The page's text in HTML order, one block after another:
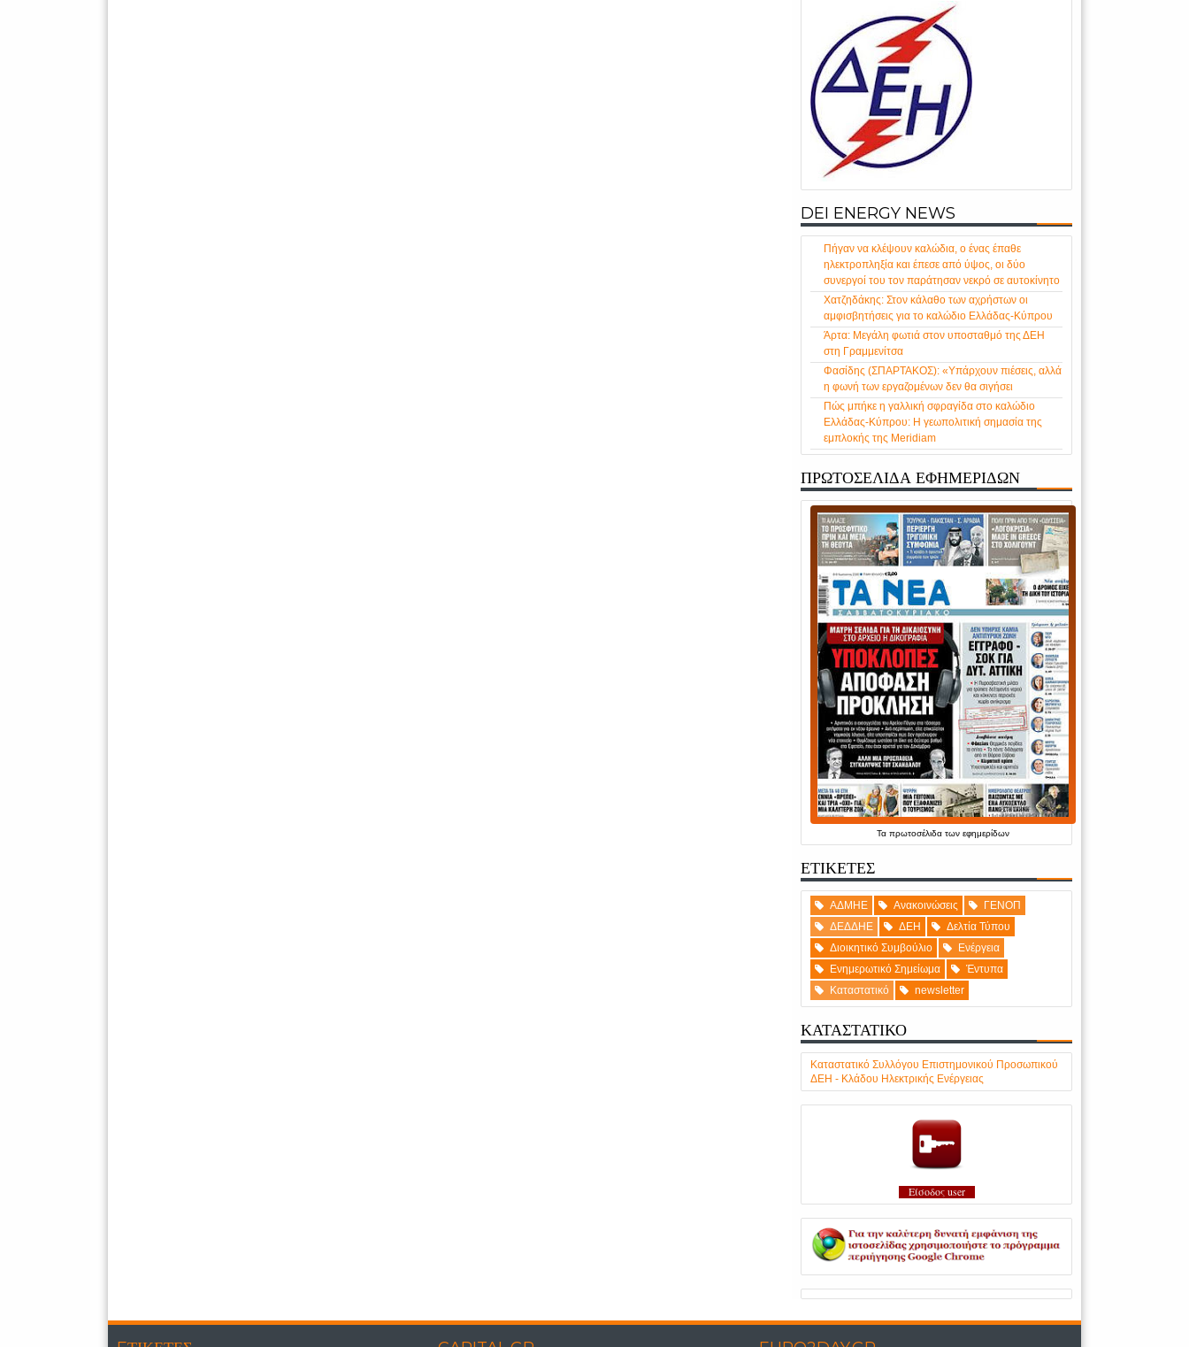
DEI ENERGY NEWS
Πήγαν να κλέψουν καλώδια, ο ένας έπαθε
ηλεκτροπληξία και έπεσε από ύψος, οι δύο
συνεργοί του τον παράτησαν νεκρό σε αυτοκίνητο
Χατζηδάκης: Στον κάλαθο των αχρήστων οι
αμφισβητήσεις για το καλώδιο Ελλάδας-Κύπρου
Άρτα: Μεγάλη φωτιά στον υποσταθμό της ΔΕΗ
στη Γραμμενίτσα
Φασίδης (ΣΠΑΡΤΑΚΟΣ): «Υπάρχουν πιέσεις, αλλά
η φωνή των εργαζομένων δεν θα σιγήσει
Πώς μπήκε η γαλλική σφραγίδα στο καλώδιο
Ελλάδας-Κύπρου: Η γεωπολιτική σημασία της
εμπλοκής της Meridiam
ΠΡΩΤΟΣΕΛΙΔΑ ΕΦΗΜΕΡΙΔΩΝ
Ταπρωτοσέλιδατωνεφημερίδων
ΕΤΙΚΕΤΕΣ
ΑΔΜΗΕ Ανακοινώσεις
ΓΕΝΟΠ
ΔΕΔΔΗΕ
ΔΕΗ
Δελτία Τύπου
Διοικητικό Συμβούλιο
Ενέργεια
Ενημερωτικό Σημείωμα
Έντυπα
Καταστατικό
newsletter
ΚΑΤΑΣΤΑΤΙΚΟ
Καταστατικό Συλλόγου Επιστημονικού Προσωπικού
ΔΕΗ - Κλάδου Ηλεκτρικής Ενέργειας
Είσοδος user